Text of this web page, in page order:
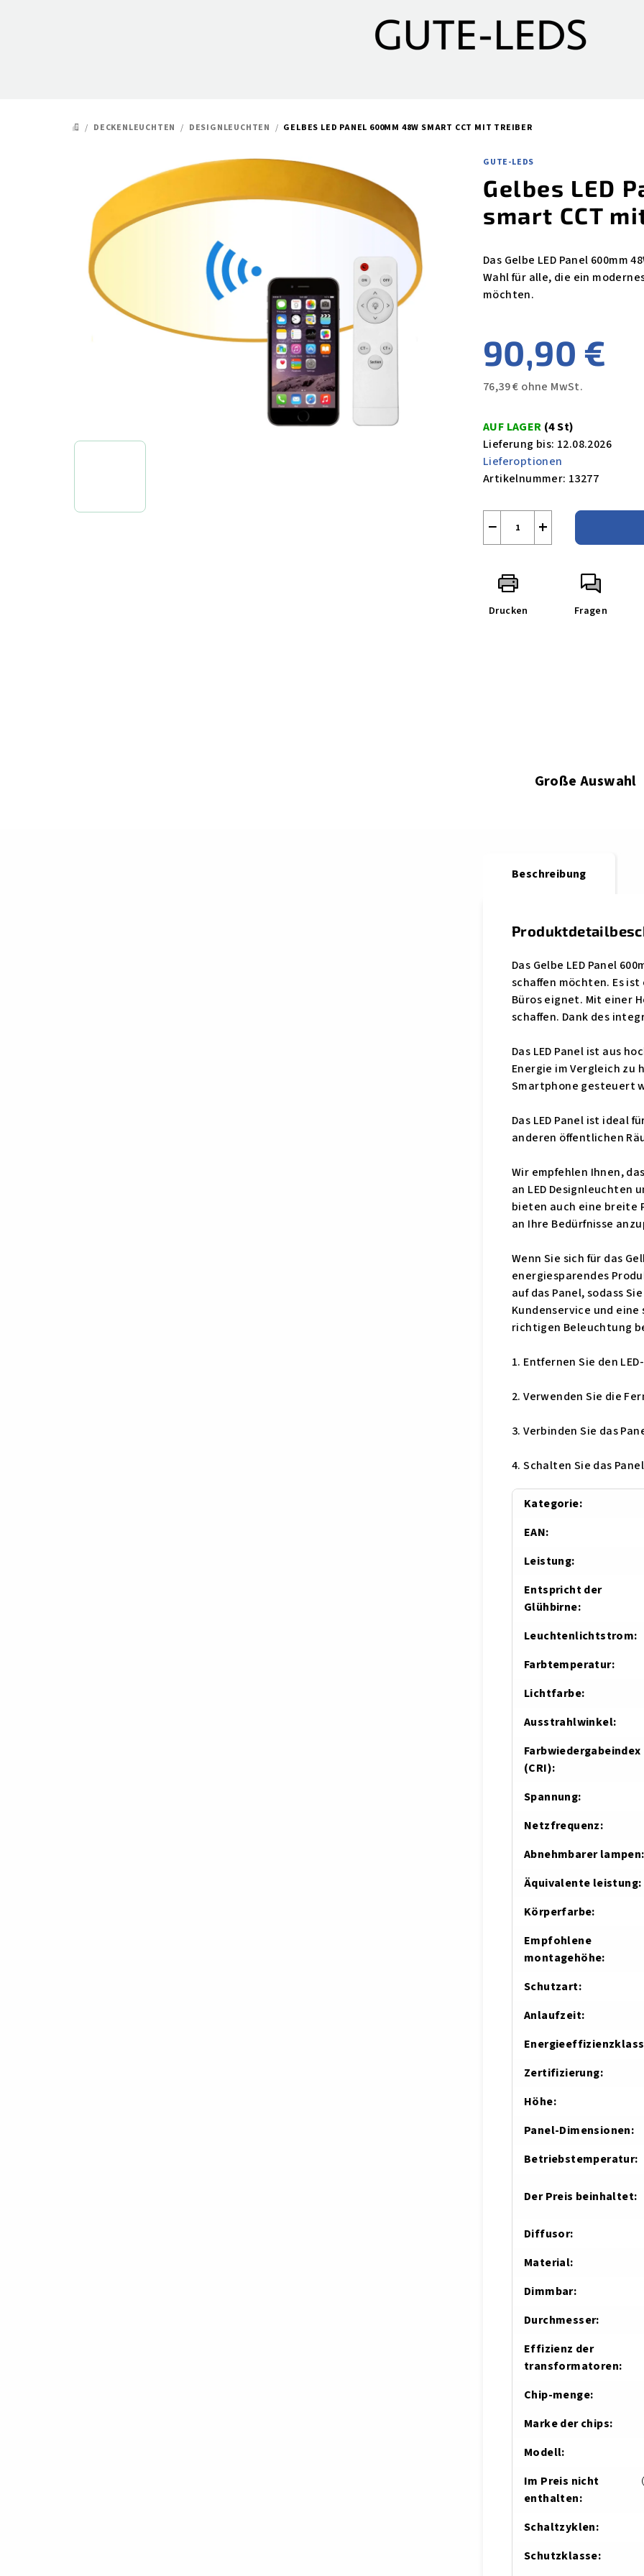
STARTSEITE
/ DECKENLEUCHTEN / DESIGNLEUCHTEN / GELBES LED PANEL 600MM 48W SMART CCT MIT TREIBER
GUTE-LEDS
Gelbes LED
smart CCT
Das Gelbe LED Panel 600mm
Wahl für alle, die ein
möchten.
90,90 €
76,39 € ohne MwSt.
AUF LAGER (4 St)
Lieferung bis: 12.08.2026
Lieferoptionen
Artikelnummer: 13277
+
−
Drucken Fragen
Große Auswahl
Beschreibung
Das Gelbe LED Panel
schaffen möchten. Es
Büros eignet. Mit einer
schaffen. Dank des
Das LED Panel ist aus
Energie im Vergleich
Smartphone gesteuert
Das LED Panel ist ideal
anderen öffentlichen
Wir empfehlen Ihnen,
an LED Designleuchten
bieten auch eine breite
an Ihre Bedürfnisse
Wenn Sie sich für das
energiesparendes
auf das Panel, sodass
Kundenservice und
richtigen Beleuchtung
1. Entfernen Sie den
2. Verwenden Sie die
3. Verbinden Sie das
4. Schalten Sie das
Kategorie:
EAN:
Leistung:
Entspricht der
Glühbirne:
Leuchtenlichtstrom:
Farbtemperatur:
Lichtfarbe:
Ausstrahlwinkel:
Farbwiedergabeindex
(CRI):
Spannung:
Netzfrequenz:
Abnehmbarer lampen:
Äquivalente leistung:
Körperfarbe:
Empfohlene
montagehöhe:
Schutzart:
Anlaufzeit:
Zertifizierung:
Höhe:
Panel-Dimensionen:
Betriebstemperatur:
Der Preis beinhaltet:
Diffusor:
Material:
Dimmbar:
Durchmesser:
Effizienz der
transformatoren:
Chip-menge:
Marke der chips:
Modell:
Im Preis nicht
enthalten:
Schaltzyklen:
Schutzklasse: